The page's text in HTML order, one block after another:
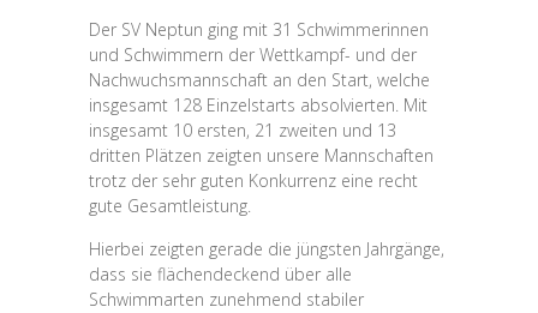
Der SV Neptun ging mit 31 Schwimmerinnen
und Schwimmern der Wettkampf- und der
Nachwuchsmannschaft an den Start, welche
insgesamt 128 Einzelstarts absolvierten. Mit
insgesamt 10 ersten, 21 zweiten und 13
dritten Plätzen zeigten unsere Mannschaften
trotz der sehr guten Konkurrenz eine recht
gute Gesamtleistung.
Hierbei zeigten gerade die jüngsten Jahrgänge,
dass sie flächendeckend über alle
Schwimmarten zunehmend stabiler